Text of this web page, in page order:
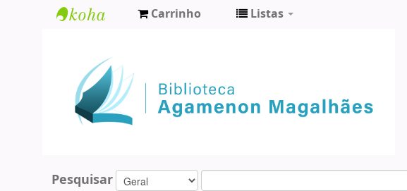
Agamenon
Magalhães
Carrinho Listas
Pesquisar